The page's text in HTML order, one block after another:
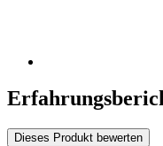
Dieses Produkt bewerten